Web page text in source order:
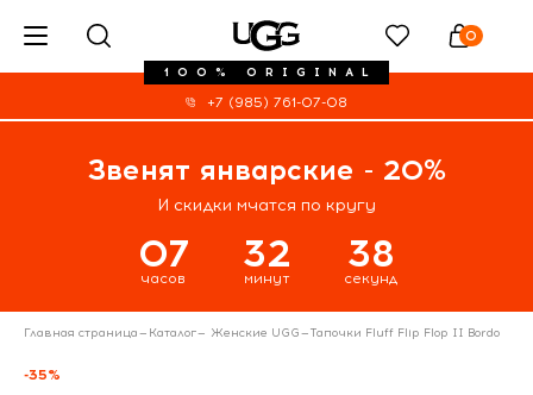
100% ORIGINAL
0
+7 (985) 761-07-08
Звенят январские - 20%
И скидки мчатся по кругу
07
часов
32
минут
37
секунд
Главная страница— Каталог— Женские UGG—Тапочки Fluff Flip Flop II Bordo
-35%